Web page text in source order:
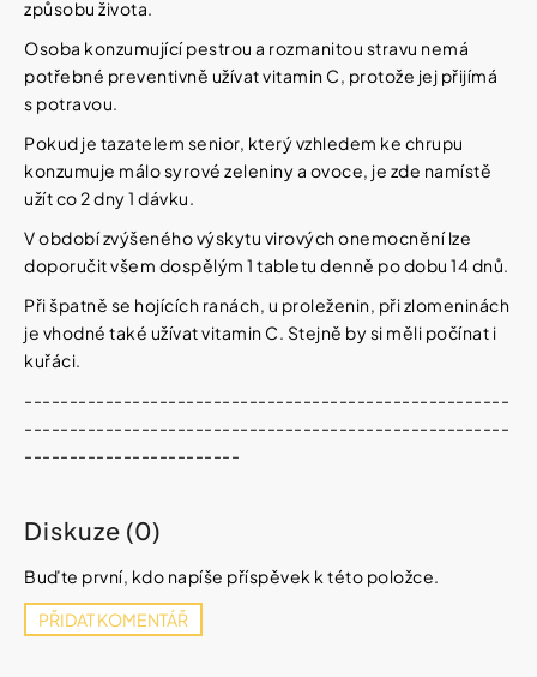
způsobu života.
Osoba konzumující pestrou a rozmanitou stravu nemá
potřebné preventivně užívat vitamin C, protože jej přijímá
s potravou.
Pokud je tazatelem senior, který vzhledem ke chrupu
konzumuje málo syrové zeleniny a ovoce, je zde namístě
užít co 2 dny 1 dávku.
V období zvýšeného výskytu virových onemocnění lze
doporučit všem dospělým 1 tabletu denně po dobu 14 dnů.
Při špatně se hojících ranách, u proleženin, při zlomeninách
je vhodné také užívat vitamin C. Stejně by si měli počínat i
kuřáci.
------------------------------------------------------
------------------------------------------------------
------------------------
Diskuze (0)
Buďte první, kdo napíše příspěvek k této položce.
PŘIDAT KOMENTÁŘ